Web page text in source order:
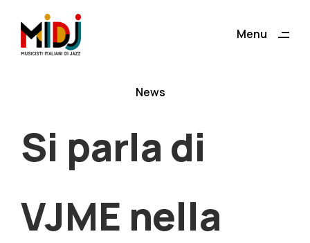
Menu
News
Si parla di
VJME nella